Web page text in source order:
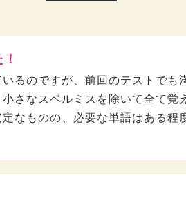
るのですが、前回のテストでも
さなスペルミスを除いて全て覚
なものの、必要な単語はある程